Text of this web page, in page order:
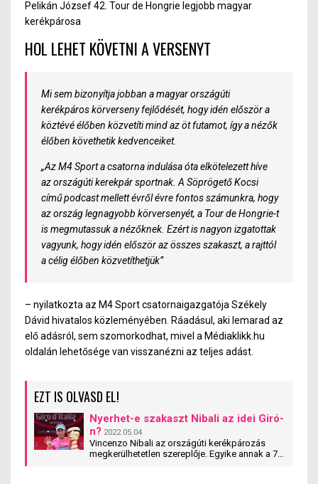
Pelikán József 42. Tour de Hongrie legjobb magyar
kerékpárosa
HOL LEHET KÖVETNI A VERSENYT
Mi sem bizonyítja jobban a magyar országúti
kerékpáros körverseny fejlődését, hogy idén először a
köztévé élőben közvetíti mind az öt futamot, így a nézők
élőben követhetik kedvenceiket.
„Az M4 Sport a csatorna indulása óta elkötelezett híve
az országúti kerekpár sportnak. A Söprögető Kocsi
című podcast mellett évről évre fontos számunkra, hogy
az ország legnagyobb körversenyét, a Tour de Hongrie-t
is megmutassuk a nézőknek. Ezért is nagyon izgatottak
vagyunk, hogy idén először az összes szakaszt, a rajttól
a célig élőben közvetíthetjük”
– nyilatkozta az M4 Sport csatornaigazgatója Székely
Dávid hivatalos közleményében. Ráadásul, aki lemarad az
elő adásról, sem szomorkodhat, mivel a Médiaklikk.hu
oldalán lehetősége van visszanézni az teljes adást.
EZT IS OLVASD EL!
Nyerhet-e szakaszt Nibali az idei Giró-
n? 2022.05.04
Vincenzo Nibali az országúti kerékpározás
megkerülhetetlen szereplője. Egyike annak a 7